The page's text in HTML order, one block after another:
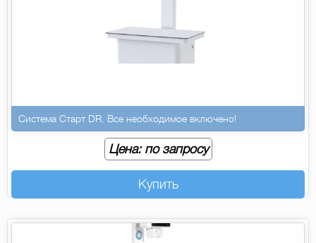
Система Старт DR. Все необходимое включено!
Цена: по запросу
Купить